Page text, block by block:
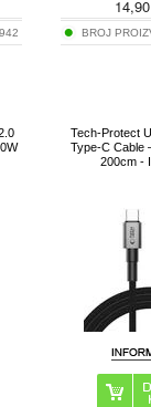
14,90
BROJ
Tech-Protect
Type-C Cable
200cm -